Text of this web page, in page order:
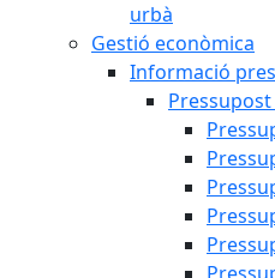
urbà
Gestió econòmica
Informació